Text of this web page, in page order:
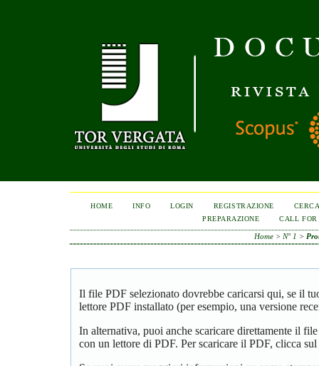
HOME INFO LOGIN REGISTRAZIONE
PREPARAZIONE
CALL FOR
Home > N° 1 >
Il file PDF selezionato dovrebbe caricarsi qui, se il
lettore PDF installato (per esempio, una versione
In alternativa, puoi anche scaricare direttamente il
con un lettore di PDF. Per scaricare il PDF, clicca